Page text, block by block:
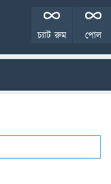
পোল
চ্যাট রুম